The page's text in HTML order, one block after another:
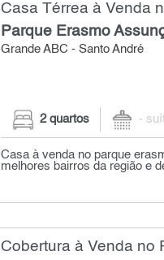
Casa Térrea à Venda
Parque Erasmo
Grande ABC - Santo André
2 quartos -
Casa à venda no parque
melhores bairros da região e
Cobertura à Venda no